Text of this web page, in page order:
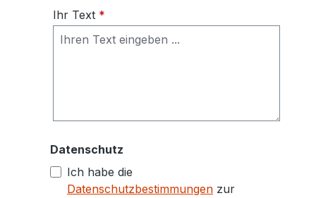
Ihr Text *
Datenschutz
Ich habe die
Datenschutzbestimmungen zur